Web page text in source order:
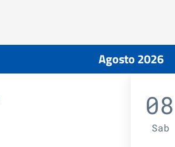
Agosto 2026
08
Sab